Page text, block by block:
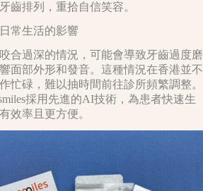
齒排列，重拾自信笑容。
常生活的影響
合過深的情況，可能會導致牙齒過度磨
面部外形和發音。這種情況在香港並不
忙碌，難以抽時間前往診所頻繁調整。
採用先進的AI技術，為患者快速生
效率且更方便。